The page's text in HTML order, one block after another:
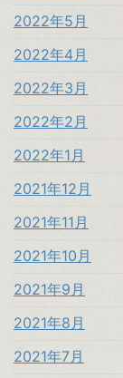
2022年5月
2022年4月
2022年3月
2022年2月
2022年1月
2021年12月
2021年11月
2021年10月
2021年9月
2021年8月
2021年7月